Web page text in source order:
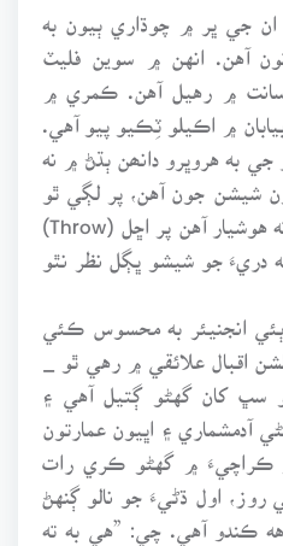
جي ڀر ۾ چوڌاري ٻيون به
آهن. انهن ۾ سوين فليٽ
۾ رهيل آهن. ڪمري ۾
۾ اڪيلو ٽِڪيو پيو آهي.
جي به هروڀرو دانھن ٻڌڻ ۾ نه
شيشن جون آهن، پر لڳي ٿو
ته جپاني ٻار ٻين راندين ۾ ته هوشيار آهن پر اڇل (Throw)
دريءَ جو شيشو ڀڳل نظر نٿو
انجنيئر به محسوس ڪئي
اقبال علائقي ۾ رهي ٿو _
سڀ کان گهڻو ڳتيل آهي ۽
آدمشماري ۽ اڀيون عمارتون
ڪراچيءَ ۾ گهڻو ڪري رات
اول ڌڻيءَ جو نالو ڳنهڻ
ڪندو آهي. چي: ”هي به ته